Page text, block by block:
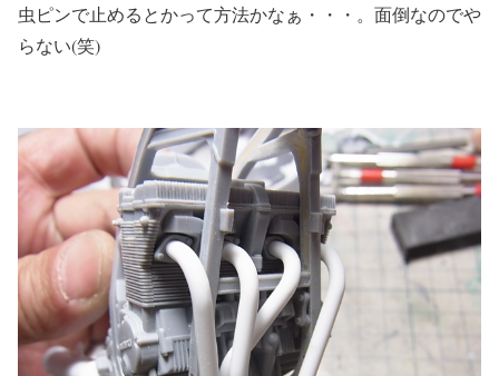
虫ピンで止めるとかって方法かなぁ・・・。面倒なのでや
らない(笑)